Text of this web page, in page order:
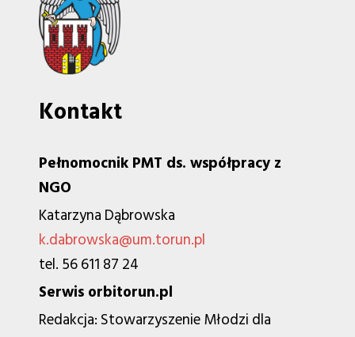
Kontakt
Pełnomocnik PMT ds. współpracy z
NGO
Katarzyna Dąbrowska
k.dabrowska@um.torun.pl
tel. 56 611 87 24
Serwis orbitorun.pl
Redakcja: Stowarzyszenie Młodzi dla